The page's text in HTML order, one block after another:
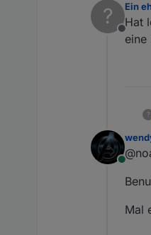
? Ein
Hat
eine
?
Online
Mal